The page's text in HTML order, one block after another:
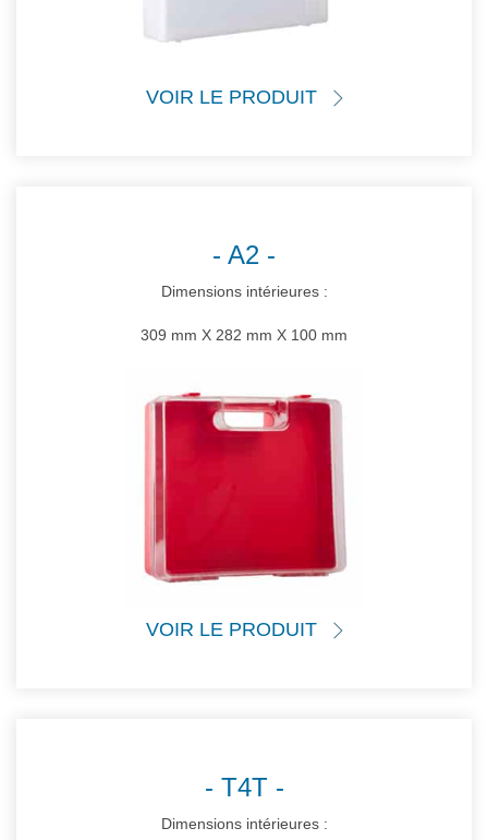
VOIR LE PRODUIT
A2
Dimensions intérieures :
309 mm X 282 mm X 100 mm
VOIR LE PRODUIT
T4T
Dimensions intérieures :